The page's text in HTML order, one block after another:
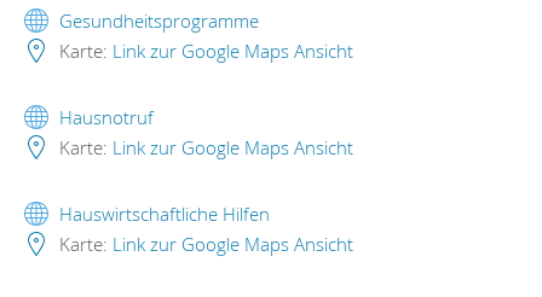
Gesundheitsprogramme
Karte: Link zur Google Maps Ansicht
Hausnotruf
Karte: Link zur Google Maps Ansicht
Hauswirtschaftliche Hilfen
Karte: Link zur Google Maps Ansicht